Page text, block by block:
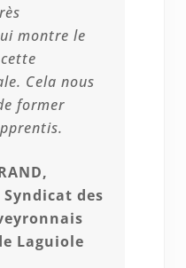
montre le
Cela nous
former
des
Laguiole